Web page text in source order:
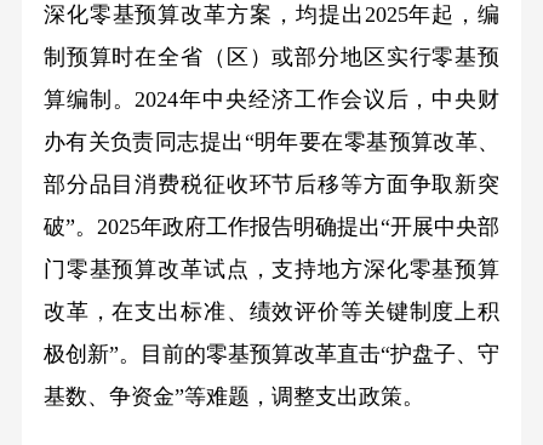
深化零基预算改革方案，均提出2025年起，编
制预算时在全省（区）或部分地区实行零基预
算编制。2024年中央经济工作会议后，中央财
办有关负责同志提出“明年要在零基预算改革、
部分品目消费税征收环节后移等方面争取新突
破”。2025年政府工作报告明确提出“开展中央部
门零基预算改革试点，支持地方深化零基预算
改革，在支出标准、绩效评价等关键制度上积
极创新”。目前的零基预算改革直击“护盘子、守
基数、争资金”等难题，调整支出政策。